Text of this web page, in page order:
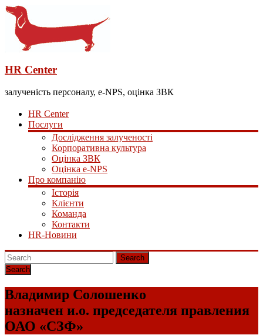
HR Center
залученість персоналу, e-NPS, оцінка ЗВК
HR Center
Послуги
Дослідження залученості
Корпоративна культура
Оцінка ЗВК
Оцінка e-NPS
Про компанію
Історія
Клієнти
Команда
Контакти
HR-Новини
Search
Владимир Солошенко
назначен и.о. председателя правления
ОАО «СЗФ»